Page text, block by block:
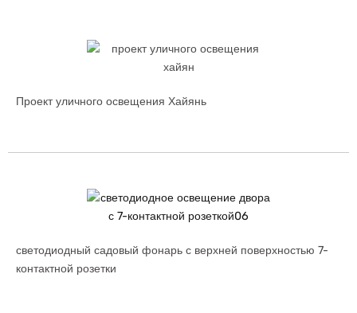
Проект уличного освещения Хайянь
светодиодный садовый фонарь с верхней поверхностью 7-
контактной розетки